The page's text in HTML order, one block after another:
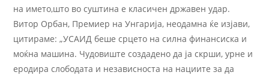
на името,што во суштина е класичен државен удар.
Витор Орбан, Премиер на Унгарија, неодамна ќе изјави,
цитираме: „УСАИД беше срцето на силна финансиска и
моќна машина. Чудовиште создадено да ја скрши, урне и
еродира слободата и независноста на нациите за да